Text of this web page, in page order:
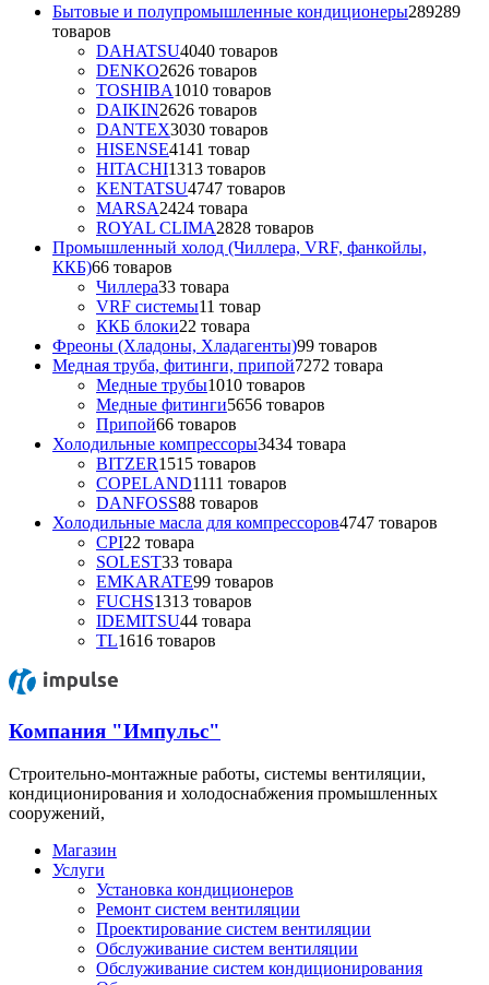
Бытовые и полупромышленные кондиционеры289289
товаров
DAHATSU4040 товаров
DENKO2626 товаров
TOSHIBA1010 товаров
DAIKIN2626 товаров
DANTEX3030 товаров
HISENSE4141 товар
HITACHI1313 товаров
KENTATSU4747 товаров
MARSA2424 товара
ROYAL CLIMA2828 товаров
Промышленный холод (Чиллера, VRF, фанкойлы,
ККБ)66 товаров
Чиллера33 товара
VRF системы11 товар
ККБ блоки22 товара
Фреоны (Хладоны, Хладагенты)99 товаров
Медная труба, фитинги, припой7272 товара
Медные трубы1010 товаров
Медные фитинги5656 товаров
Припой66 товаров
Холодильные компрессоры3434 товара
BITZER1515 товаров
COPELAND1111 товаров
DANFOSS88 товаров
Холодильные масла для компрессоров4747 товаров
CPI22 товара
SOLEST33 товара
EMKARATE99 товаров
FUCHS1313 товаров
IDEMITSU44 товара
TL1616 товаров
Компания "Импульс"
Строительно-монтажные работы, системы вентиляции,
кондиционирования и холодоснабжения промышленных
сооружений,
Магазин
Услуги
Установка кондиционеров
Ремонт систем вентиляции
Проектирование систем вентиляции
Обслуживание систем вентиляции
Обслуживание систем кондиционирования